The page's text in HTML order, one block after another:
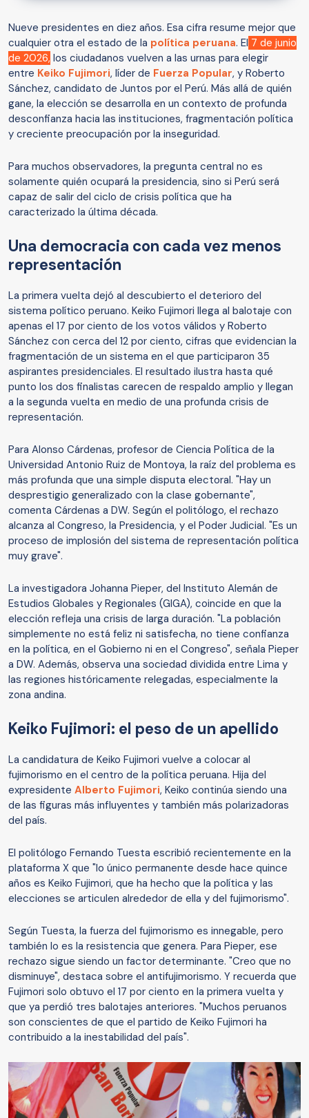
Nueve presidentes en diez años. Esa cifra resume mejor que
cualquier otra el estado de la política peruana. El 7 de junio
de 2026, los ciudadanos vuelven a las urnas para elegir
entre Keiko Fujimori, líder de Fuerza Popular, y Roberto
Sánchez, candidato de Juntos por el Perú. Más allá de quién
gane, la elección se desarrolla en un contexto de profunda
desconfianza hacia las instituciones, fragmentación política
y creciente preocupación por la inseguridad.
Para muchos observadores, la pregunta central no es
solamente quién ocupará la presidencia, sino si Perú será
capaz de salir del ciclo de crisis política que ha
caracterizado la última década.
Una democracia con cada vez menos
representación
La primera vuelta dejó al descubierto el deterioro del
sistema político peruano. Keiko Fujimori llega al balotaje con
apenas el 17 por ciento de los votos válidos y Roberto
Sánchez con cerca del 12 por ciento, cifras que evidencian la
fragmentación de un sistema en el que participaron 35
aspirantes presidenciales. El resultado ilustra hasta qué
punto los dos finalistas carecen de respaldo amplio y llegan
a la segunda vuelta en medio de una profunda crisis de
representación.
Para Alonso Cárdenas, profesor de Ciencia Política de la
Universidad Antonio Ruiz de Montoya, la raíz del problema es
más profunda que una simple disputa electoral. "Hay un
desprestigio generalizado con la clase gobernante",
comenta Cárdenas a DW. Según el politólogo, el rechazo
alcanza al Congreso, la Presidencia, y el Poder Judicial. "Es un
proceso de implosión del sistema de representación política
muy grave".
La investigadora Johanna Pieper, del Instituto Alemán de
Estudios Globales y Regionales (GIGA), coincide en que la
elección refleja una crisis de larga duración. "La población
simplemente no está feliz ni satisfecha, no tiene confianza
en la política, en el Gobierno ni en el Congreso", señala Pieper
a DW. Además, observa una sociedad dividida entre Lima y
las regiones históricamente relegadas, especialmente la
zona andina.
Keiko Fujimori: el peso de un apellido
La candidatura de Keiko Fujimori vuelve a colocar al
fujimorismo en el centro de la política peruana. Hija del
expresidente Alberto Fujimori, Keiko continúa siendo una
de las figuras más influyentes y también más polarizadoras
del país.
El politólogo Fernando Tuesta escribió recientemente en la
plataforma X que "lo único permanente desde hace quince
años es Keiko Fujimori, que ha hecho que la política y las
elecciones se articulen alrededor de ella y del fujimorismo".
Según Tuesta, la fuerza del fujimorismo es innegable, pero
también lo es la resistencia que genera. Para Pieper, ese
rechazo sigue siendo un factor determinante. "Creo que no
disminuye", destaca sobre el antifujimorismo. Y recuerda que
Fujimori solo obtuvo el 17 por ciento en la primera vuelta y
que ya perdió tres balotajes anteriores. "Muchos peruanos
son conscientes de que el partido de Keiko Fujimori ha
contribuido a la inestabilidad del país".